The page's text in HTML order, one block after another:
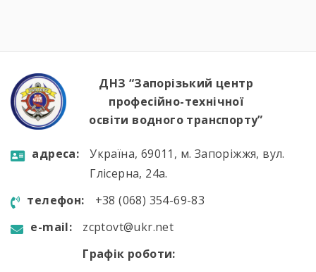
дотримання правил дорожнього руху […]
ДНЗ “Запорізький центр
професійно-технічної
освіти водного транспорту”
aдресa:
Україна, 69011, м. Запоріжжя, вул.
Глісерна, 24а.
телефон:
+38 (068) 354-69-83
e-mail:
zcptovt@ukr.net
Графік роботи: